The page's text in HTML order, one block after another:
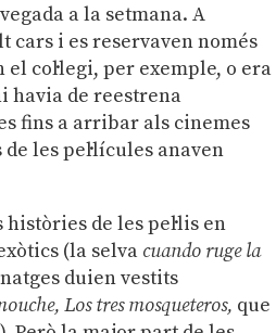
a la setmana. A
cars i es reservaven només
col·legi, per exemple, o era
havia de reestrena
fins a arribar als cinemes
les pel·lícules anaven
de les pel·lis en
(la selva cuando ruge la
duien vestits
Los tres mosqueteros, que